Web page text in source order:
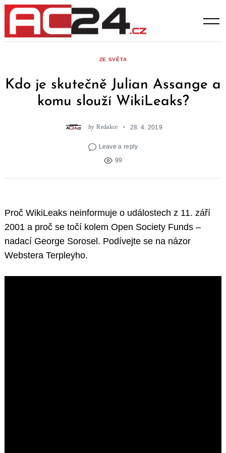
Skip
content
ZE SVĚTA
Kdo je skutečně Julian Assange a
komu slouží WikiLeaks?
by Redakce 28. 4. 2019
Leave a reply
99
Proč WikiLeaks neinformuje o událostech z 11. září
2001 a proč se točí kolem Open Society Funds –
nadací George Sorosel. Podívejte se na názor
Webstera Terpleyho.